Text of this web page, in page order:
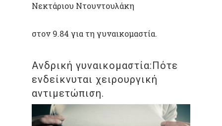
Νεκτάριου Ντουντουλάκη
στον 9.84 για τη γυναικομαστία.
Ανδρική γυναικομαστία:Πότε
ενδείκνυται χειρουργική
αντιμετώπιση.